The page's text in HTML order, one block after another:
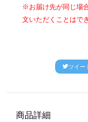
※お届け先が同じ場
文いただくことはで
ツイー
商品詳細